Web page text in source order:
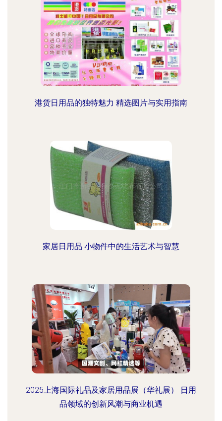
港货日用品的独特魅力 精选图片与实用指南
家居日用品 小物件中的生活艺术与智慧
2025上海国际礼品及家居用品展（华礼展） 日用
品领域的创新风潮与商业机遇